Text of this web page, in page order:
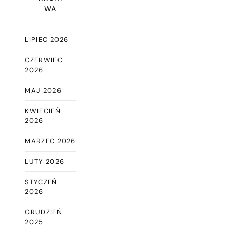
WA
LIPIEC 2026
CZERWIEC
2026
MAJ 2026
KWIECIEŃ
2026
MARZEC 2026
LUTY 2026
STYCZEŃ
2026
GRUDZIEŃ
2025